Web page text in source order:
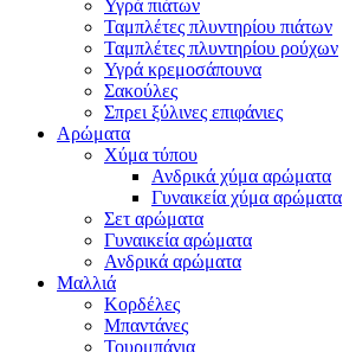
Υγρά πιάτων
Ταμπλέτες πλυντηρίου πιάτων
Ταμπλέτες πλυντηρίου ρούχων
Υγρά κρεμοσάπουνα
Σακούλες
Σπρει ξύλινες επιφάνιες
Αρώματα
Χύμα τύπου
Ανδρικά χύμα αρώματα
Γυναικεία χύμα αρώματα
Σετ αρώματα
Γυναικεία αρώματα
Ανδρικά αρώματα
Μαλλιά
Κορδέλες
Μπαντάνες
Τουρμπάνια